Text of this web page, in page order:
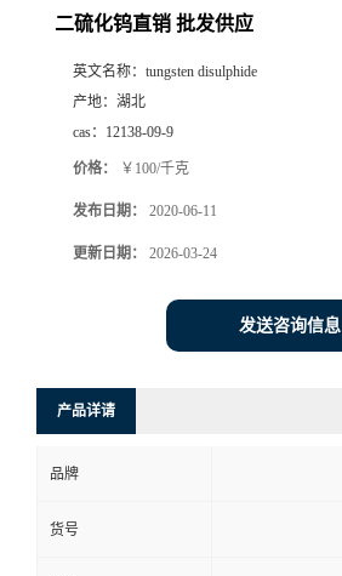
二硫化钨直销 批发供应
英文名称： tungsten disulphide
产地： 湖北
cas： 12138-09-9
价格： ￥100/千克
发布日期： 2020-06-11
更新日期： 2026-03-24
发送咨询信息
产品详请
品牌
货号